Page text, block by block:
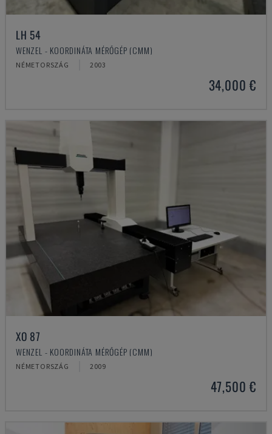
LH 54
WENZEL - KOORDINÁTA MÉRŐGÉP (CMM)
NÉMETORSZÁG 2003
34,000 €
XO 87
WENZEL - KOORDINÁTA MÉRŐGÉP (CMM)
NÉMETORSZÁG 2009
47,500 €